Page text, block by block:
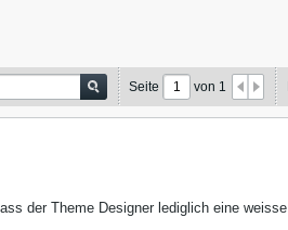
Seite von 1
der Theme Designer lediglich eine weisse